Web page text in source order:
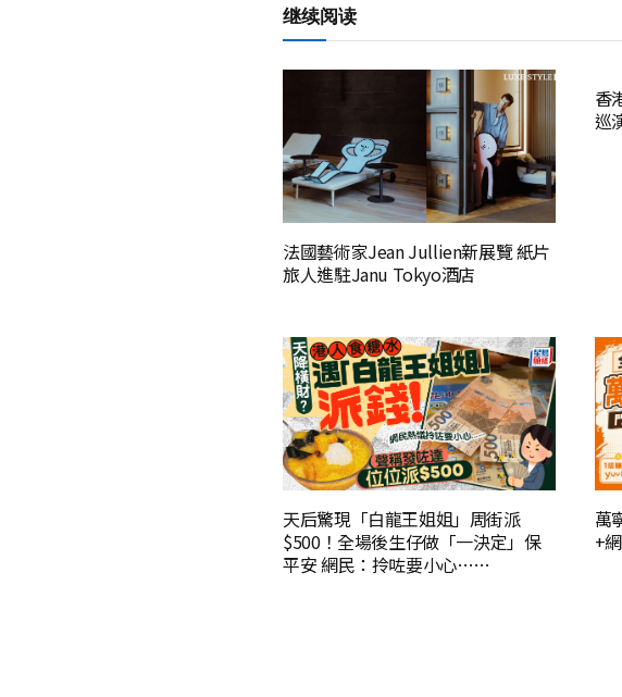
继续阅读
法國藝術家Jean Jullien新展覽 紙片
旅人進駐Janu Tokyo酒店
香
巡
天后驚現「白龍王姐姐」周街派
$500！全場後生仔做「一決定」保
平安 網民：拎咗要小心……
萬
+